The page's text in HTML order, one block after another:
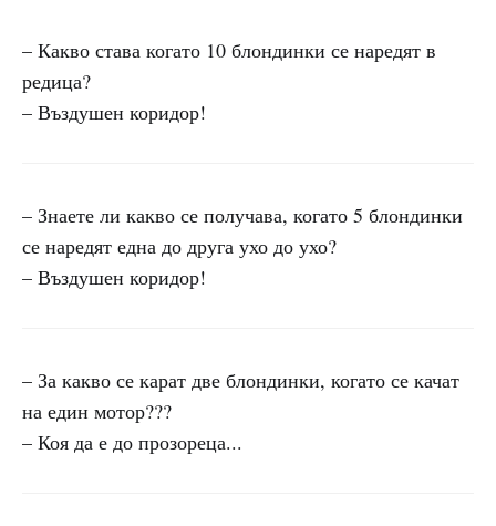
– Какво става когато 10 блондинки се наредят в
редица?
– Въздушен коридор!
– Знаете ли какво се получава, когато 5 блондинки
се наредят една до друга ухо до ухо?
– Въздушен коридор!
– За какво се карат две блондинки, когато се качат
на един мотор???
– Коя да е до прозореца...